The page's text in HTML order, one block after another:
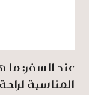
عند السفر:
المناسبة